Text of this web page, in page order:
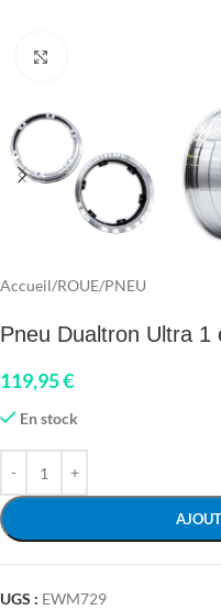
Accueil/ROUE/PNEU
Pneu Dualtron Ultra 1
119,95€
En stock
UGS : EWM729